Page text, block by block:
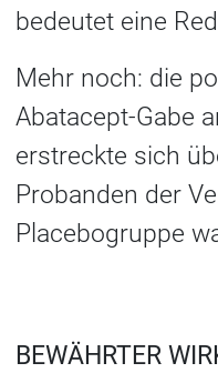
bedeutet eine
Mehr noch: die
Abatacept-Gabe
erstreckte sich
Probanden der
Placebogruppe
BEWÄHRTER